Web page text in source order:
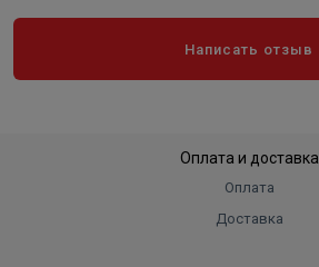
Написать отзыв
Оплата и доставка
Оплата
Доставка